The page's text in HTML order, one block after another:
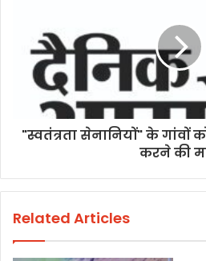
"स्वतंत्रता सेनानियों" के गांवों
करने की
Related Articles